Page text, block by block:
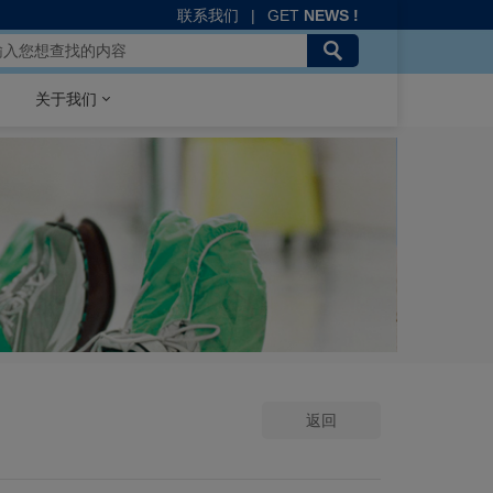
联系我们 | GET NEWS !
关于我们
返回